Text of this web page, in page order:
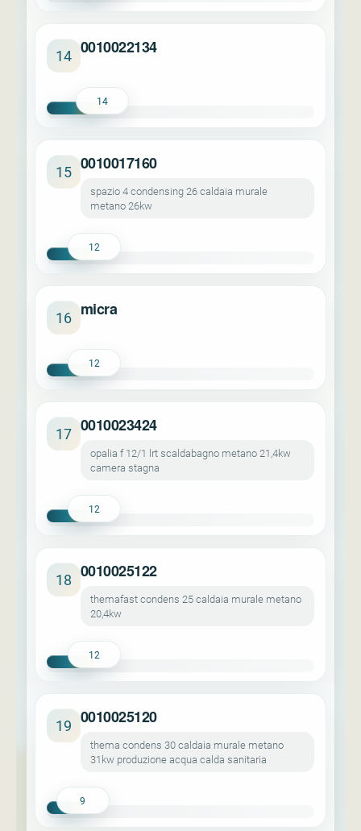
14 0010022134
14
15 0010017160
spazio 4 condensing 26 caldaia murale
metano 26kw
12
16 micra
12
17 0010023424
opalia f 12/1 lrt scaldabagno metano 21,4kw
camera stagna
12
18 0010025122
themafast condens 25 caldaia murale metano
20,4kw
12
19 0010025120
thema condens 30 caldaia murale metano
31kw produzione acqua calda sanitaria
9